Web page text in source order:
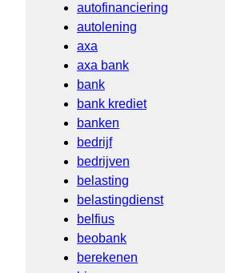
autofinanciering
autolening
axa
axa bank
bank
bank krediet
banken
bedrijf
bedrijven
belasting
belastingdienst
belfius
beobank
berekenen